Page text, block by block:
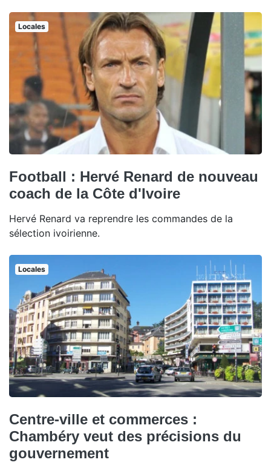
Locales
Football : Hervé Renard de nouveau
coach de la Côte d'Ivoire
Hervé Renard va reprendre les commandes de la
sélection ivoirienne.
Locales
Centre-ville et commerces :
Chambéry veut des précisions du
gouvernement